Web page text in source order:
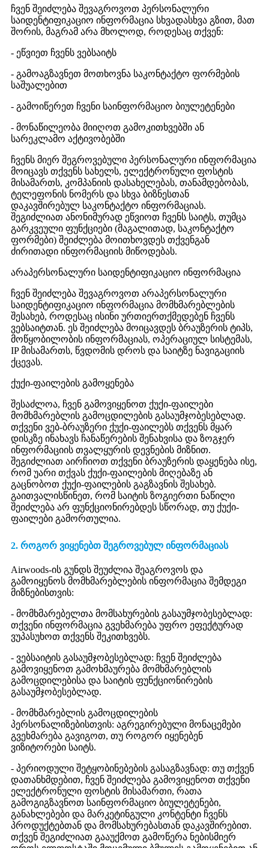
ჩვენ შეიძლება შევაგროვოთ პერსონალური
საიდენტიფიკაციო ინფორმაცია სხვადასხვა გზით, მათ
შორის, მაგრამ არა მხოლოდ, როდესაც თქვენ:
- ეწვიეთ ჩვენს ვებსაიტს
- გამოაგზავნეთ მოთხოვნა საკონტაქტო ფორმების
საშუალებით
- გამოიწერეთ ჩვენი საინფორმაციო ბიულეტენები
- მონაწილეობა მიიღოთ გამოკითხვებში ან
სარეკლამო აქტივობებში
ჩვენს მიერ შეგროვებული პერსონალური ინფორმაცია
მოიცავს თქვენს სახელს, ელექტრონული ფოსტის
მისამართს, კომპანიის დასახელებას, თანამდებობას,
ტელეფონის ნომერს და სხვა ბიზნესთან
დაკავშირებულ საკონტაქტო ინფორმაციას.
შეგიძლიათ ანონიმურად ეწვიოთ ჩვენს საიტს, თუმცა
გარკვეული ფუნქციები (მაგალითად, საკონტაქტო
ფორმები) შეიძლება მოითხოვდეს თქვენგან
ძირითადი ინფორმაციის მიწოდებას.
არაპერსონალური საიდენტიფიკაციო ინფორმაცია
ჩვენ შეიძლება შევაგროვოთ არაპერსონალური
საიდენტიფიკაციო ინფორმაცია მომხმარებლების
შესახებ, როდესაც ისინი ურთიერთქმედებენ ჩვენს
ვებსაიტთან. ეს შეიძლება მოიცავდეს ბრაუზერის ტიპს,
მოწყობილობის ინფორმაციას, ოპერაციულ სისტემას,
IP მისამართს, წვდომის დროს და საიტზე ნავიგაციის
ქცევას.
ქუქი-ფაილების გამოყენება
შესაძლოა, ჩვენ გამოვიყენოთ ქუქი-ფაილები
მომხმარებლის გამოცდილების გასაუმჯობესებლად.
თქვენი ვებ-ბრაუზერი ქუქი-ფაილებს თქვენს მყარ
დისკზე ინახავს ჩანაწერების შენახვისა და ზოგჯერ
ინფორმაციის თვალყურის დევნების მიზნით.
შეგიძლიათ აირჩიოთ თქვენი ბრაუზერის დაყენება ისე,
რომ უარი თქვას ქუქი-ფაილების მიღებაზე ან
გაცნობოთ ქუქი-ფაილების გაგზავნის შესახებ.
გაითვალისწინეთ, რომ საიტის ზოგიერთი ნაწილი
შეიძლება არ ფუნქციონირებდეს სწორად, თუ ქუქი-
ფაილები გამორთულია.
2. როგორ ვიყენებთ შეგროვებულ ინფორმაციას
Airwoods-ის გუნდს შეუძლია შეაგროვოს და
გამოიყენოს მომხმარებლების ინფორმაცია შემდეგი
მიზნებისთვის:
- მომხმარებელთა მომსახურების გასაუმჯობესებლად:
თქვენი ინფორმაცია გვეხმარება უფრო ეფექტურად
ვუპასუხოთ თქვენს შეკითხვებს.
- ვებსაიტის გასაუმჯობესებლად: ჩვენ შეიძლება
გამოვიყენოთ გამოხმაურება მომხმარებლის
გამოცდილებისა და საიტის ფუნქციონირების
გასაუმჯობესებლად.
- მომხმარებლის გამოცდილების
პერსონალიზებისთვის: აგრეგირებული მონაცემები
გვეხმარება გავიგოთ, თუ როგორ იყენებენ
ვიზიტორები საიტს.
- პერიოდული შეტყობინებების გასაგზავნად: თუ თქვენ
დათანხმდებით, ჩვენ შეიძლება გამოვიყენოთ თქვენი
ელექტრონული ფოსტის მისამართი, რათა
გამოგიგზავნოთ საინფორმაციო ბიულეტენები,
განახლებები და მარკეტინგული კონტენტი ჩვენს
პროდუქტებთან და მომსახურებასთან დაკავშირებით.
თქვენ შეგიძლიათ გააუქმოთ გამოწერა ნებისმიერ